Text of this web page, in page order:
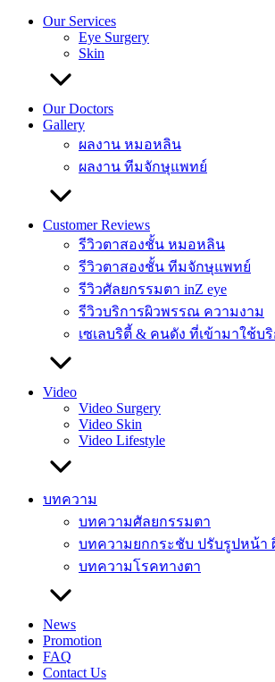
Our Services
Eye Surgery
Skin
Our Doctors
Gallery
ผลงาน หมอหลิน
ผลงาน ทีมจักษุแพทย์
Customer Reviews
รีวิวตาสองชั้น หมอหลิน
รีวิวตาสองชั้น ทีมจักษุแพทย์
รีวิวศัลยกรรมตา inZ eye
รีวิวบริการผิวพรรณ ความงาม
เซเลบริตี้ & คนดัง ที่เข้ามาใช้บ
Video
Video Surgery
Video Skin
Video Lifestyle
บทความ
บทความศัลยกรรมตา
บทความยกกระชับ ปรับรูปหน้า
บทความโรคทางตา
News
Promotion
FAQ
Contact Us